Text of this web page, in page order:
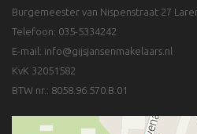
Burgemeester van Nispenstraat 27
Telefoon: 035-5334242
E-mail: info@gijsjansenmakelaars.nl
KvK 32051582
BTW nr.: 8058.96.570.B.01